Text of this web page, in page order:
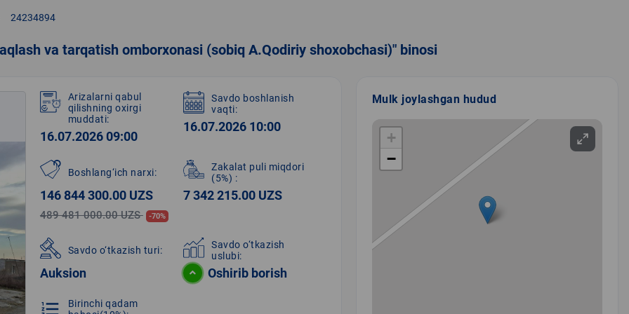
24234894
va tarqatish omborxonasi (sobiq A.Qodiriy shoxobchasi)" binosi
Arizalarni qabul
qilishning oxirgi
muddati:
16.07.2026 09:00
Savdo boshlanish
vaqti:
16.07.2026 10:00
Boshlang‘ich narxi:
146 844 300.00 UZS
489 481 000.00 UZS -70%
Zakalat puli miqdori
(5%) :
7 342 215.00 UZS
Savdo o‘tkazish turi:
Auksion
Savdo o‘tkazish
uslubi:
Oshirib borish
format_list_numbered
Birinchi qadam
Mulk joylashgan hudud
+
−